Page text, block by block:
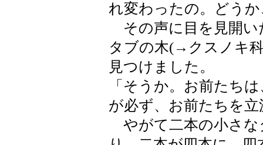
れ変わったの。どう
その声に目を見開い
タブの木(→クスノキ
見つけました。
「そうか。お前たち
が必ず、お前たちを
やがて二本の小さな